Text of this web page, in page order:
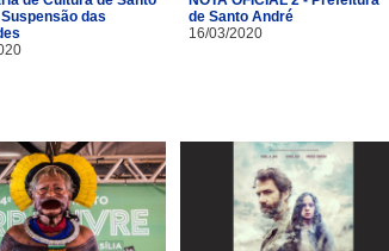
das
de Santo André
16/03/2020